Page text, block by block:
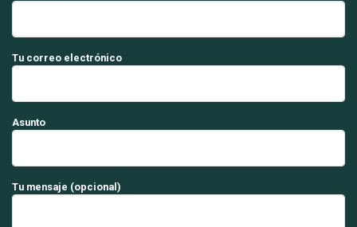
Tu correo electrónico
Asunto
Tu mensaje (opcional)